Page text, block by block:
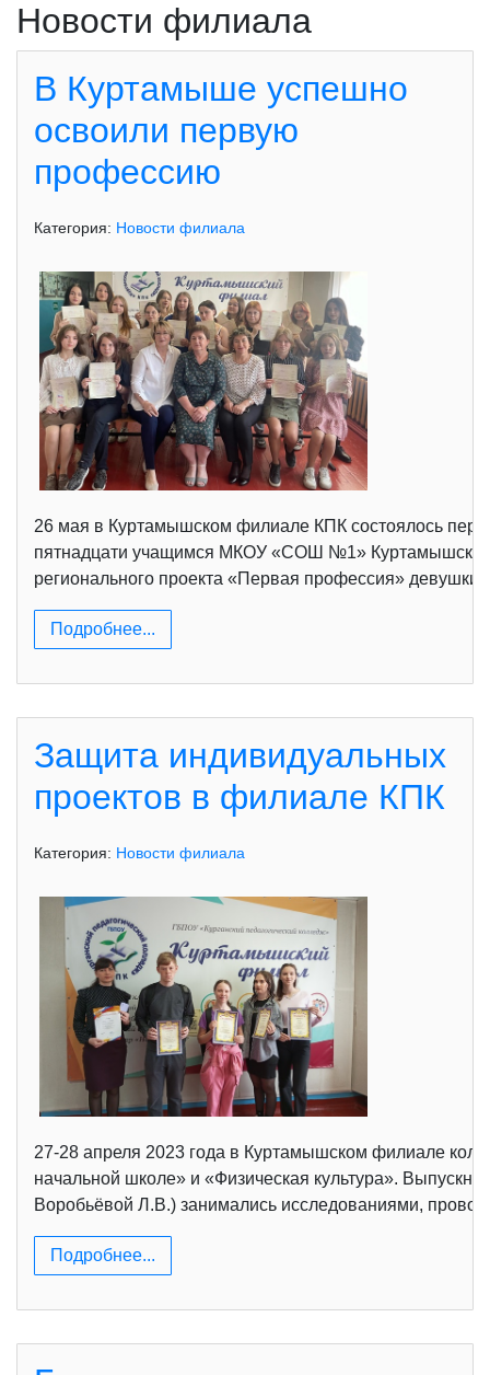
Новости филиала
В Куртамыше успешно
освоили первую
профессию
Категория: Новости филиала
26 мая в Куртамышском филиале КПК состоялось
пятнадцати учащимся МКОУ «СОШ №1»
регионального проекта «Первая профессия»
Подробнее...
Защита индивидуальных
проектов в филиале КПК
Категория: Новости филиала
27-28 апреля 2023 года в Куртамышском филиале
начальной школе» и «Физическая культура».
Воробьёвой Л.В.) занимались исследованиями,
Подробнее...